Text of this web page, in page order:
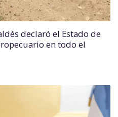
declaró el Estado de
en todo el